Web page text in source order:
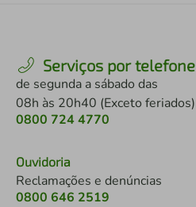
Serviços por telefone
de segunda a sábado das
08h às 20h40 (Exceto feriados)
0800 724 4770
Ouvidoria
Reclamações e denúncias
0800 646 2519